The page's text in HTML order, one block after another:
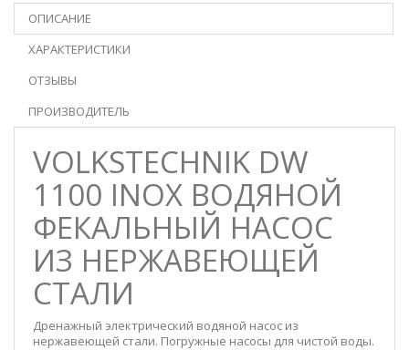
ОПИСАНИЕ
ХАРАКТЕРИСТИКИ
ОТЗЫВЫ
ПРОИЗВОДИТЕЛЬ
VOLKSTECHNIK DW
1100 INOX ВОДЯНОЙ
ФЕКАЛЬНЫЙ НАСОС
ИЗ НЕРЖАВЕЮЩЕЙ
СТАЛИ
Дренажный электрический водяной насос из
нержавеющей стали. Погружные насосы для чистой воды.